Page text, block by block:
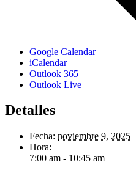
Google Calendar
iCalendar
Outlook 365
Outlook Live
Detalles
Fecha: noviembre 9, 2025
Hora:
7:00 am - 10:45 am